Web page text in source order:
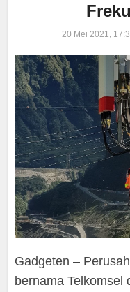
20 Mei 2021,
Gadgeten –
bernama Telkomsel